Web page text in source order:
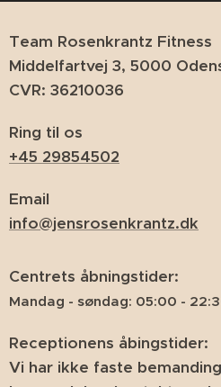
Team Rosenkrantz Fitness
Middelfartvej 3, 5000
CVR: 36210036
Ring til os
+45 29854502
Email
info@jensrosenkrantz.dk
Centrets åbningstider:
Mandag - søndag: 05:00 -
Receptionens åbingstider:
Vi har ikke faste